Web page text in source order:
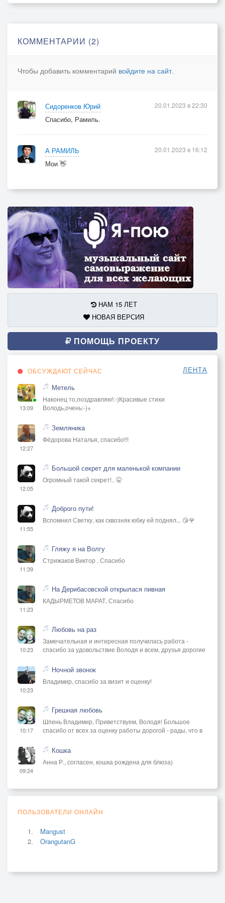
Эльфийский воздух горек для людей.
Он в нимфу обратил Эммануэль.
Среди цветов летает без забот.
КОММЕНТАРИИ (2)
Чтобы добавить комментарий войдите на сайт.
Сидоренков Юрий
Спасибо, Рамиль.
20.01.2023 в 22:30
А РАМИЛЬ
Мои 👋
20.01.2023 в 16:12
НАМ 15 ЛЕТ
НОВАЯ ВЕРСИЯ
ПОМОЩЬ ПРОЕКТУ
ОБСУЖДАЮТ СЕЙЧАС ЛЕНТА
13:09
Метель
Наконец то,поздравляю!:-)Красивые стихи
Володь,очень:-)+
12:27
Земляника
Фёдорова Наталья, спасибо!!!
12:05
Большой секрет для маленькой компании
Огромный такой секрет!.. 🤫
11:55
Доброго пути!
Вспомнил Светку, как сквозняк юбку ей поднял... 😘🌹
11:39
Гляжу я на Волгу
Стрижаков Виктор , Спасибо
11:23
На Дерибасовской открылася пивная
КАДЫРМЕТОВ МАРАТ, Спасибо
10:23
Любовь на раз
Замечательная и интересная получилась работа -
спасибо за удовольствие Володя и всем, друзья дорогие
10:23
Ночной звонок
Владимир, спасибо за визит и оценку!
10:17
Грешная любовь
Шпень Владимир, Приветствуем, Володя! Большое
спасибо от всех за оценку работы дорогой - рады, что в
09:24
Кошка
Анна Р., согласен, кошка рождена для блюза)
ПОЛЬЗОВАТЕЛИ ОНЛАЙН
Mangust
OrangutanG